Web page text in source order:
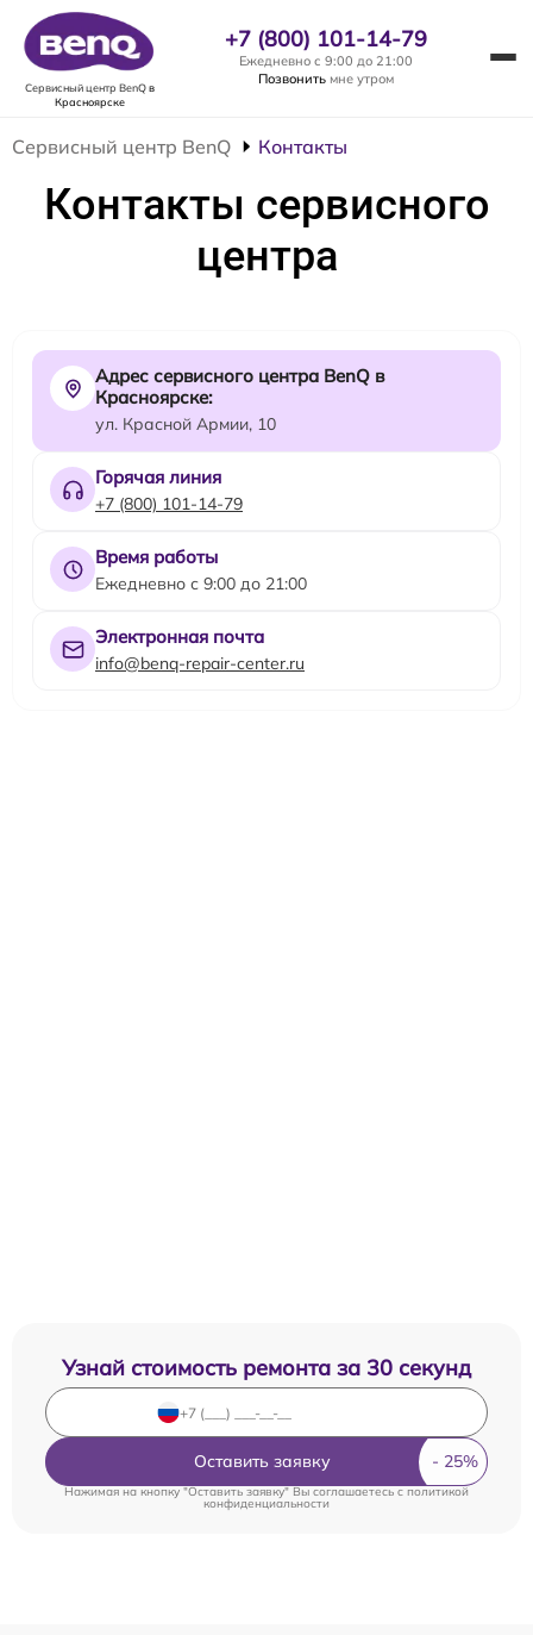
Сервисный центр BenQв
Красноярске
+7 (800) 101-14-79
Ежедневно с 9:00 до 21:00
Позвонить мне утром
Сервисный центр BenQ Контакты
Контакты сервисного
центра
Адрес сервисного центра BenQ в
Красноярске:
ул. Красной Армии, 10
Горячая линия
+7 (800) 101-14-79
Время работы
Ежедневно с 9:00 до 21:00
Электронная почта
info@benq-repair-center.ru
Узнай стоимость ремонта за 30 секунд
Оставить заявку
Нажимая на кнопку "Оставить заявку" Вы соглашаетесь cполитикой
конфиденциальности